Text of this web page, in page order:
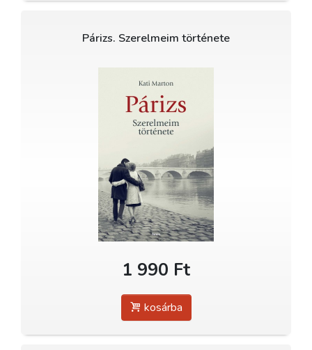
Párizs. Szerelmeim története
1 990 Ft
kosárba